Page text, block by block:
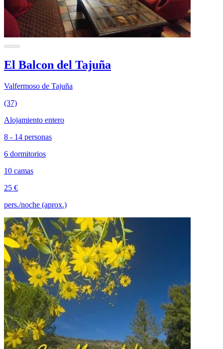
El Balcon del Tajuña
Valfermoso de Tajuña
(37)
Alojamiento entero
8 - 14 personas
6 dormitorios
10 camas
25 €
pers./noche (aprox.)